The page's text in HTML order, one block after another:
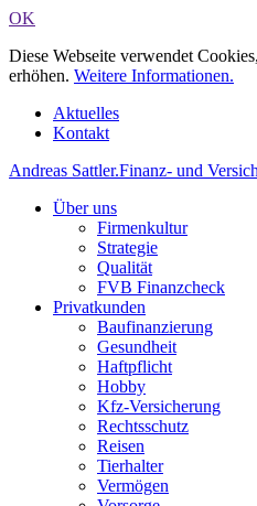
OK
Diese Webseite verwendet
erhöhen. Weitere Informationen.
Aktuelles
Kontakt
Andreas Sattler.Finanz- und
Über uns
Firmenkultur
Strategie
Qualität
FVB Finanzcheck
Privatkunden
Baufinanzierung
Gesundheit
Haftpflicht
Hobby
Kfz-Versicherung
Rechtsschutz
Reisen
Tierhalter
Vermögen